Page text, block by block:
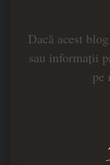
Dacă acest
sau informații
pe